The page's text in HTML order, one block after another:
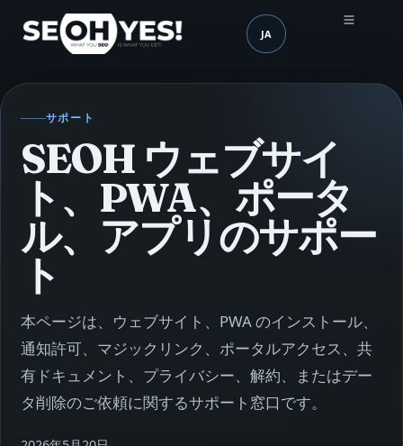
SEOH 言語 (mobile header)
JA
サポート
SEOH ウェブサイ
ト、PWA、ポータ
ル、アプリのサポー
ト
本ページは、ウェブサイト、PWA のインストール、
通知許可、マジックリンク、ポータルアクセス、共
有ドキュメント、プライバシー、解約、またはデー
タ削除のご依頼に関するサポート窓口です。